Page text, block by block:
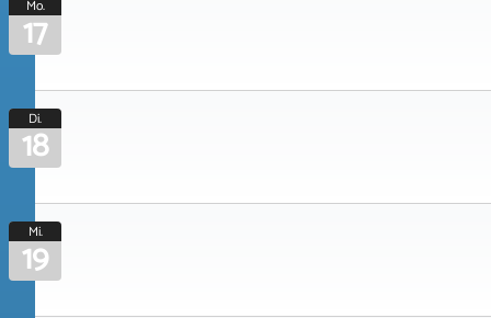
Mo.
17
Di.
18
Mi.
19